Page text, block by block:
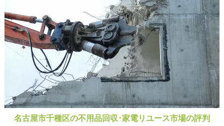
名古屋市千種区の不用品回収･家電リユース市場の評判